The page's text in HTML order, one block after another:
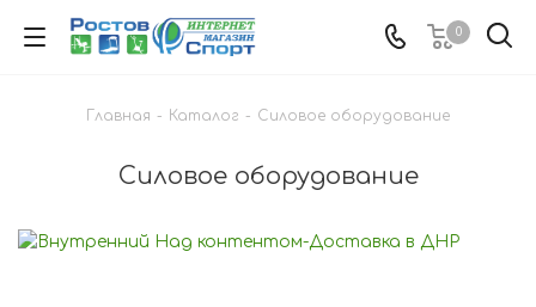
0
Главная - Каталог - Силовое оборудование
Силовое оборудование